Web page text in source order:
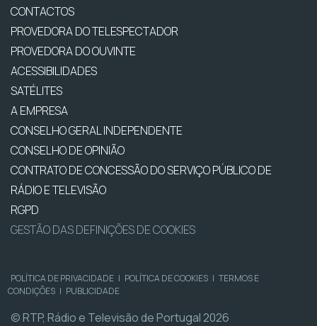
CONTACTOS
PROVEDORA DO TELESPECTADOR
PROVEDORA DO OUVINTE
ACESSIBILIDADES
SATÉLITES
A EMPRESA
CONSELHO GERAL INDEPENDENTE
CONSELHO DE OPINIÃO
CONTRATO DE CONCESSÃO DO SERVIÇO PÚBLICO DE
RÁDIO E TELEVISÃO
RGPD
GESTÃO DAS DEFINIÇÕES DE COOKIES
POLÍTICA DE PRIVACIDADE | POLÍTICA DE COOKIES | TERMOS E
CONDIÇÕES | PUBLICIDADE
© RTP, Rádio e Televisão de Portugal 2026